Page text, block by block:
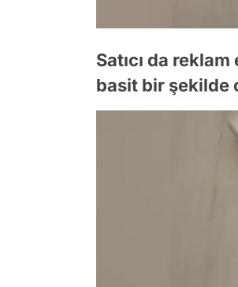
Satıcı da
basit bir şekilde